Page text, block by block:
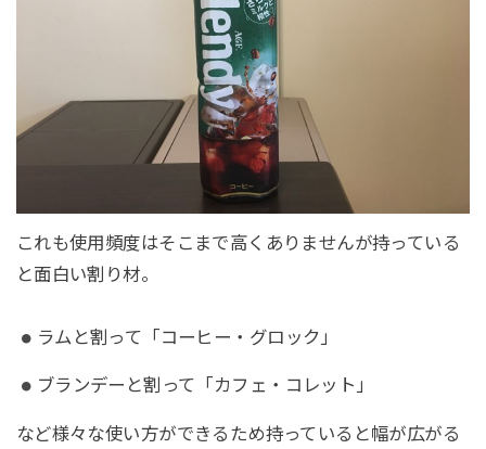
これも使用頻度はそこまで高くありませんが持っている
と面白い割り材。
ラムと割って「コーヒー・グロック」
ブランデーと割って「カフェ・コレット」
など様々な使い方ができるため持っていると幅が広がる